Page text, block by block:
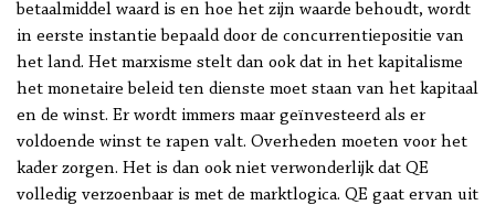
betaalmiddel waard is en hoe het zijn waarde behoudt, wordt
in eerste instantie bepaald door de concurrentiepositie van
het land. Het marxisme stelt dan ook dat in het kapitalisme
het monetaire beleid ten dienste moet staan van het kapitaal
en de winst. Er wordt immers maar geïnvesteerd als er
voldoende winst te rapen valt. Overheden moeten voor het
kader zorgen. Het is dan ook niet verwonderlijk dat QE
volledig verzoenbaar is met de marktlogica. QE gaat ervan uit